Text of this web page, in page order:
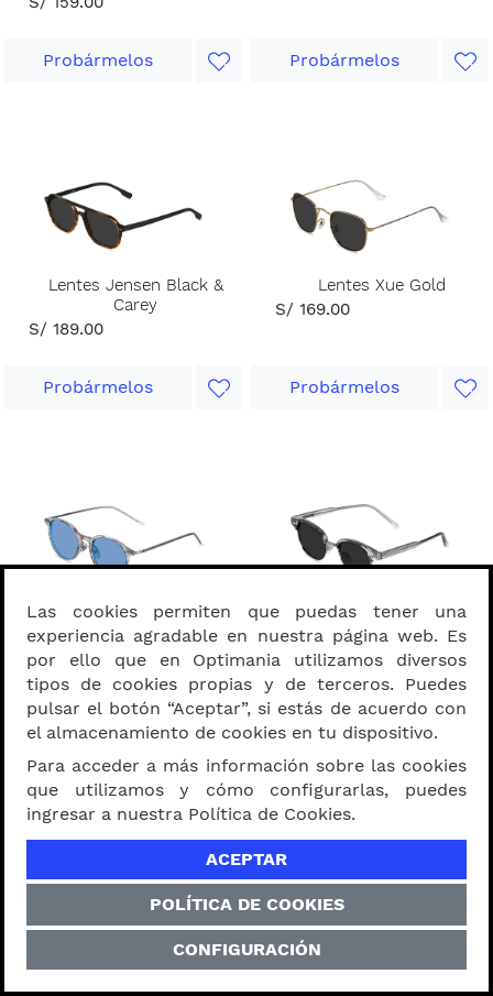
Probármelos Probármelos
Lentes Jensen Black &
Carey
S/ 189.00
Probármelos
Lentes Xue Gold
S/ 169.00
Probármelos
Lentes Blake Crystal
S/ 169.00
Probármelos
Lentes Wilder Crystal &
Silver
S/ 159.00
Probármelos
Lentes Nova Black & Silver
Las cookies permiten que puedas tener una
experiencia agradable en nuestra página web. Es
por ello que en Optimania utilizamos diversos
tipos de cookies propias y de terceros. Puedes
pulsar el botón “Aceptar”, si estás de acuerdo con
el almacenamiento de cookies en tu dispositivo.
Para acceder a más información sobre las cookies
que utilizamos y cómo configurarlas, puedes
ingresar a nuestra Política de Cookies.
ACEPTAR
POLÍTICA DE COOKIES
CONFIGURACIÓN